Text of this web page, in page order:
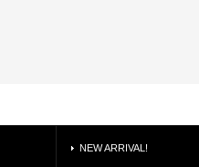
NEW ARRIVAL!